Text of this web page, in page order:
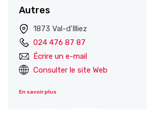
Autres
1873 Val-d'Illiez
024 476 87 87
Écrire un e-mail
Consulter le site Web
En savoir plus